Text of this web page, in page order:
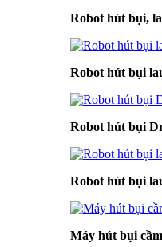
Robot hút bụi,
Robot hút bụi
Robot hút bụi
Robot hút bụi
Máy hút bụi